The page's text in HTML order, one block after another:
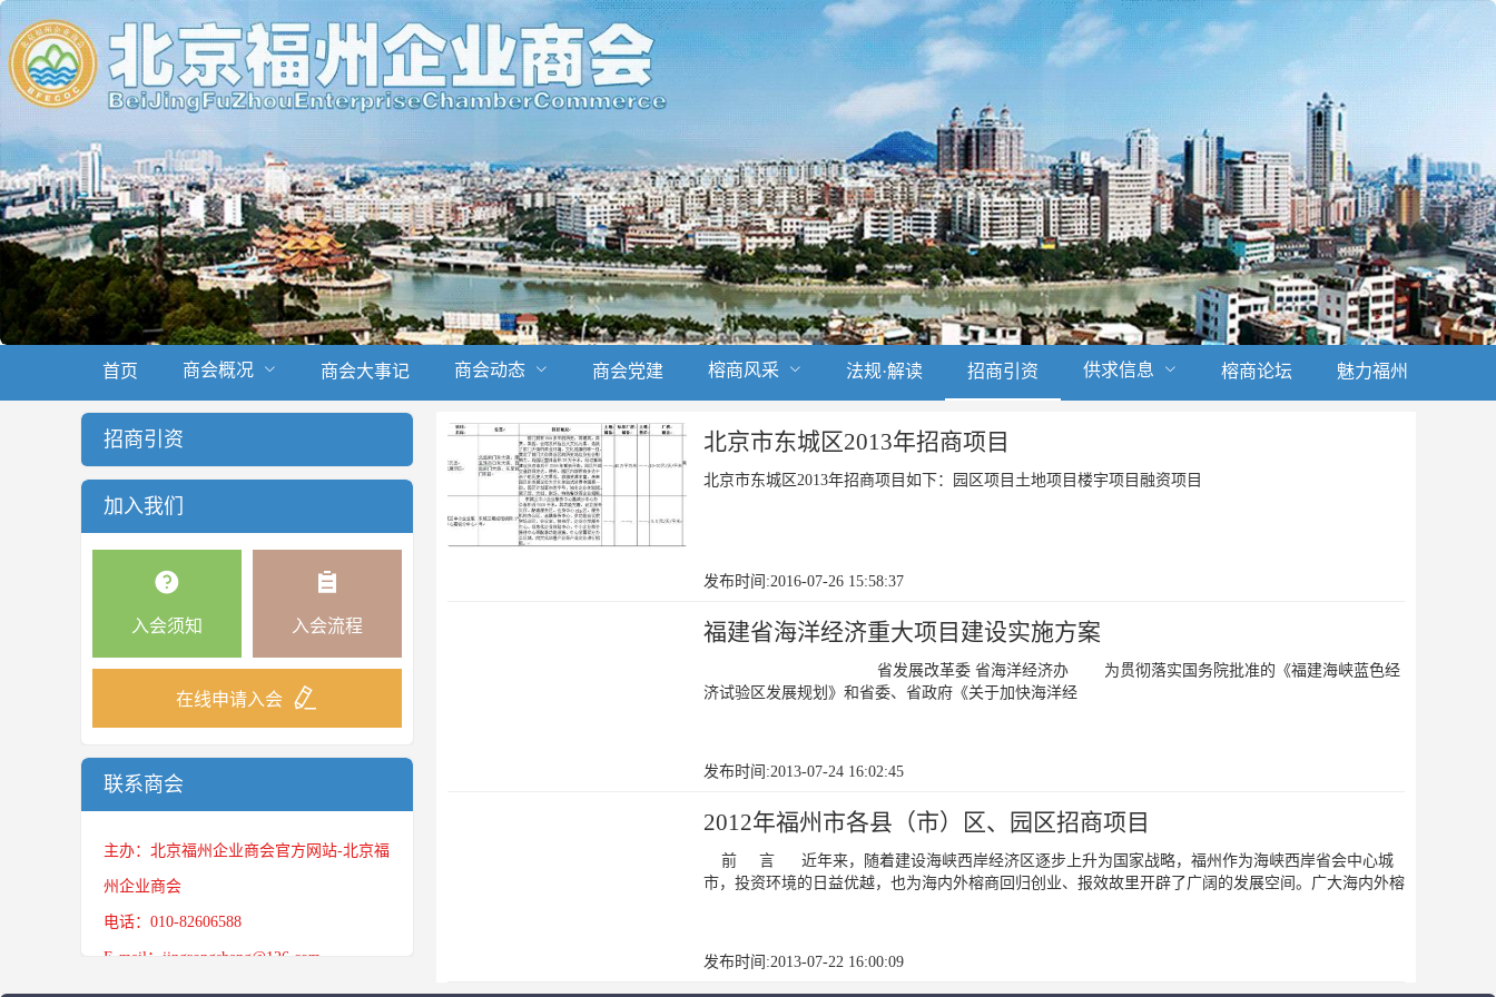
首页 商会概况 商会大事记 商会动态 商会党建 榕商风采 法规·解读 招商引资 供求信息 榕商论坛 魅力福州
招商引资
加入我们
入会须知 入会流程
在线申请入会
联系商会
主办：北京福州企业商会官方网站-北京福
州企业商会
电话：010-82606588
E-mail：jingrongshang@126.com
北京市东城区2013年招商项目
北京市东城区2013年招商项目如下：园区项目土地项目楼宇项目融资项目
发布时间:2016-07-26 15:58:37
福建省海洋经济重大项目建设实施方案
省发展改革委 省海洋经济办 为贯彻落实国务院批准的《福建海峡蓝色经
济试验区发展规划》和省委、省政府《关于加快海洋经
发布时间:2013-07-24 16:02:45
2012年福州市各县（市）区、园区招商项目
前 言 近年来，随着建设海峡西岸经济区逐步上升为国家战略，福州作为海峡西岸省会中心城
市，投资环境的日益优越，也为海内外榕商回归创业、报效故里开辟了广阔的发展空间。广大海内外榕
发布时间:2013-07-22 16:00:09